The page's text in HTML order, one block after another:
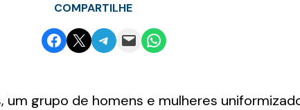
COMPARTILHE
Share on Facebook
Email this PageShare on Telegram
Email this PageShare on WhatsApp
grupo de homens e mulheres